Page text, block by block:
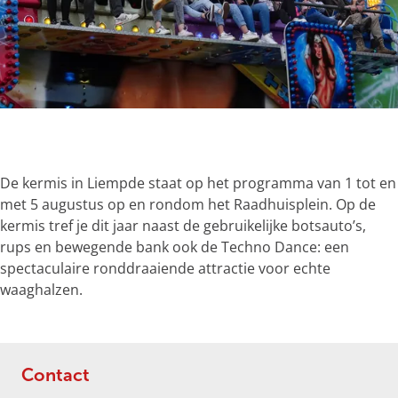
g
e
e
n
p
o
p
u
De kermis in Liempde staat op het programma van 1 tot en
met 5 augustus op en rondom het Raadhuisplein. Op de
kermis tref je dit jaar naast de gebruikelijke botsauto’s,
rups en bewegende bank ook de Techno Dance: een
spectaculaire ronddraaiende attractie voor echte
waaghalzen.
Contact